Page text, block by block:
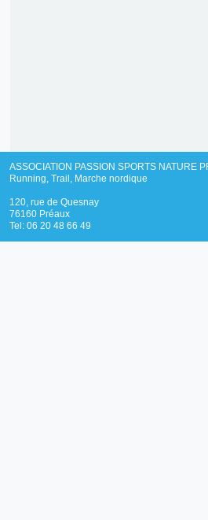
ASSOCIATION PASSION SPORTS NATURE
Running, Trail, Marche nordique
120, rue de Quesnay
76160 Préaux
Tel: 06 20 48 66 49